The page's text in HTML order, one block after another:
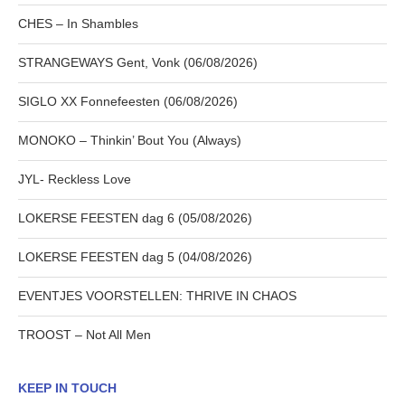
CHES – In Shambles
STRANGEWAYS Gent, Vonk (06/08/2026)
SIGLO XX Fonnefeesten (06/08/2026)
MONOKO – Thinkin’ Bout You (Always)
JYL- Reckless Love
LOKERSE FEESTEN dag 6 (05/08/2026)
LOKERSE FEESTEN dag 5 (04/08/2026)
EVENTJES VOORSTELLEN: THRIVE IN CHAOS
TROOST – Not All Men
KEEP IN TOUCH